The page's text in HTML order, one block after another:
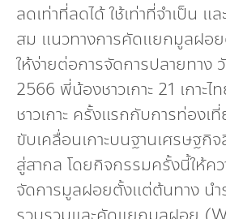
ลดเท่าที่ลดได้ ใช้เท่าที่จำเป็น แ
สม แนวทางการคัดแยกมูลฝอ
ให้ง่ายต่อการจัดการปลายทาง
2566 พี่น้องชาวเกาะ 21 เกาะ
ชาวเกาะ ครั้งแรกกับการท่องเ
ขับเคลื่อนเกาะบนฐานเศรษฐกิ
สู่สากล โดยกิจกรรมครั้งนี้ให้ค
จัดการมูลฝอยตั้งแต่ต้นทาง น